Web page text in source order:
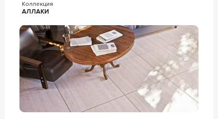
Коллекция
АЛЛАКИ